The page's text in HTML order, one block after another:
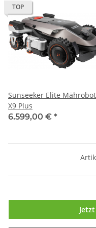
TOP
Sunseeker Elite
X9 Plus
6.599,00 € *